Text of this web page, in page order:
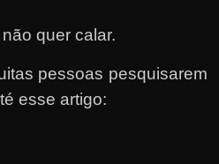
quer calar.
pessoas pesquisarem
esse artigo: